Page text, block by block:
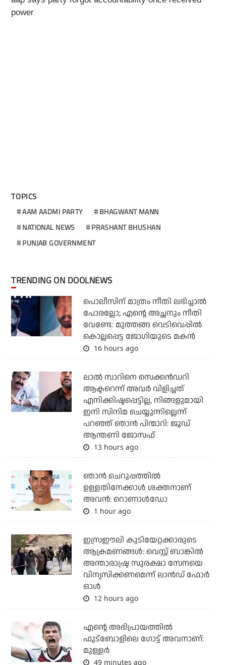
power
TOPICS
AAM AADMI PARTY
BHAGWANT MANN
NATIONAL NEWS
PRASHANT BHUSHAN
PUNJAB GOVERNMENT
TRENDING ON DOOLNEWS
പൊലീസിന് മാത്രം നീതി ലഭിച്ചാല്‍
പോരല്ലോ; എന്റെ അച്ഛനും നീതി
വേണ്ടേ: മുത്തങ്ങ വെടിവെപ്പില്‍
കൊല്ലപ്പെട്ട ജോഗിയുടെ മകന്‍
16 hours ago
ലാല്‍ സാറിനെ സെക്കന്‍ഡറി
ആക്ടറെന്ന് അവര്‍ വിളിച്ചത്
എനിക്കിഷ്ടപ്പെട്ടില്ല, നിങ്ങളുമായി
ഇനി സിനിമ ചെയ്യുന്നില്ലെന്ന്
പറഞ്ഞ് ഞാന്‍ പിന്മാറി: ജൂഡ്
ആന്തണി ജോസഫ്
13 hours ago
ഞാന്‍ ചെറുപ്പത്തില്‍
ഉള്ളതിനേക്കാള്‍ ശക്തനാണ്
അവന്‍: റൊണാള്‍ഡോ
1 hour ago
ഇസ്രഈലി കുടിയേറ്റക്കാരുടെ
ആക്രമണങ്ങള്‍: വെസ്റ്റ് ബാങ്കില്‍
അന്താരാഷ്ട്ര സുരക്ഷാ സേനയെ
വിന്യസിക്കണമെന്ന് ലാന്‍ഡ് ഫോര്‍
ഓള്‍
12 hours ago
എന്റെ അഭിപ്രായത്തില്‍
ഫുട്‌ബോളിലെ ഗോട്ട് അവനാണ്:
മുള്ളര്‍
49 minutes ago